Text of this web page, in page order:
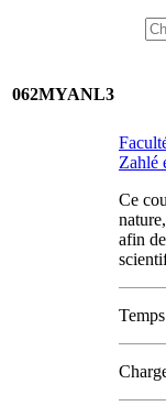
062MYANL3
Zahlé
Ce
afin